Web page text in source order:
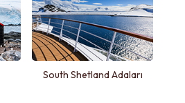
South Shetland Adaları